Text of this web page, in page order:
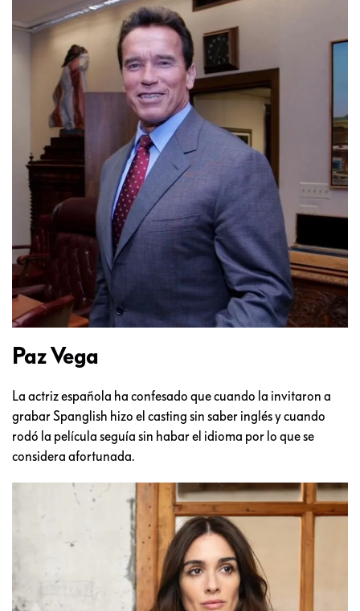
Paz Vega
La actriz española ha confesado que cuando la invitaron a
grabar Spanglish hizo el casting sin saber inglés y cuando
rodó la película seguía sin habar el idioma por lo que se
considera afortunada.